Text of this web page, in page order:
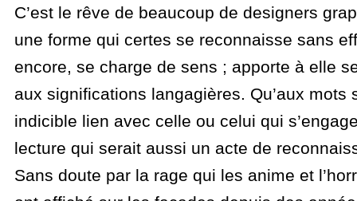
C’est le rêve de beaucoup de designers
une forme qui certes se reconnaisse sans
encore, se charge de sens ; apporte à elle
aux significations langagières. Qu’aux mots
indicible lien avec celle ou celui qui
lecture qui serait aussi un acte de
Sans doute par la rage qui les anime et